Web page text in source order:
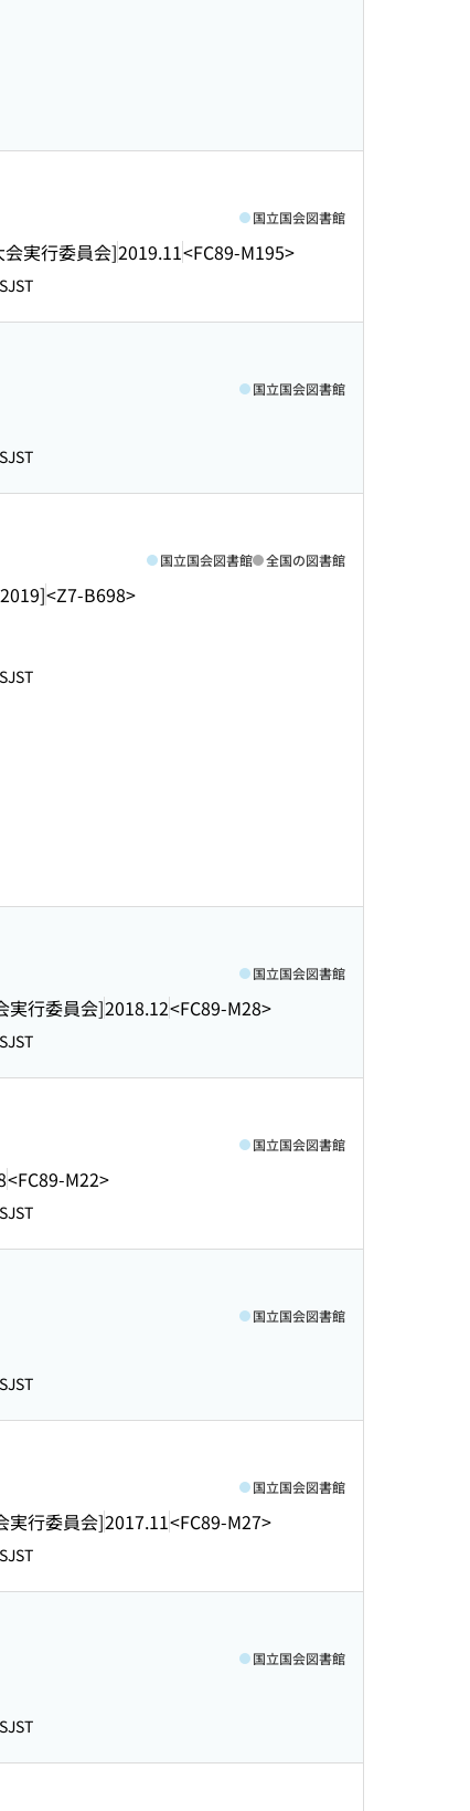
実行委員会]2019.11<FC89-M195>
国立国会図書館
SJST
国立国会図書館
SJST
<Z7-B698>
国立国会図書館 全国の図書館
SJST
実行委員会]2018.12<FC89-M28>
国立国会図書館
SJST
<FC89-M22>
国立国会図書館
SJST
国立国会図書館
SJST
実行委員会]2017.11<FC89-M27>
国立国会図書館
SJST
国立国会図書館
SJST